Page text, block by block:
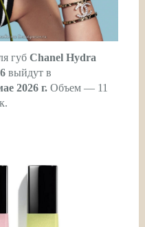
губ Chanel Hydra
выйдут в
2026 г.Объем — 11